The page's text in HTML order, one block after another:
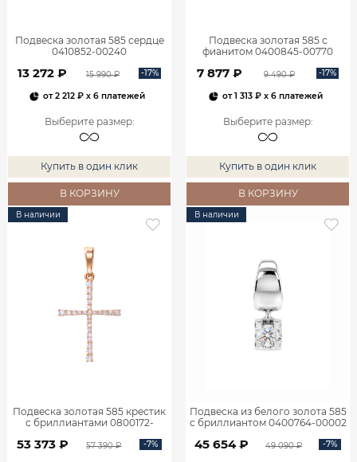
Подвеска золотая 585 сердце
0410852-00240
13 272 ₽ 15 990 ₽ -17%
от2 212 ₽ x 6 платежей
Выберите размер:
Купить в один клик
В КОРЗИНУ
Подвеска золотая 585 с
фианитом 0400845-00770
7 877 ₽ 9 490 ₽ -17%
от1 313 ₽ x 6 платежей
Выберите размер:
Купить в один клик
В КОРЗИНУ
В наличии
Подвеска золотая 585 крестик
с бриллиантами 0800172-
53 373 ₽ 57 390 ₽ -7%
В наличии
Подвеска из белого золота 585
с бриллиантом 0400764-00002
45 654 ₽ 49 090 ₽ -7%